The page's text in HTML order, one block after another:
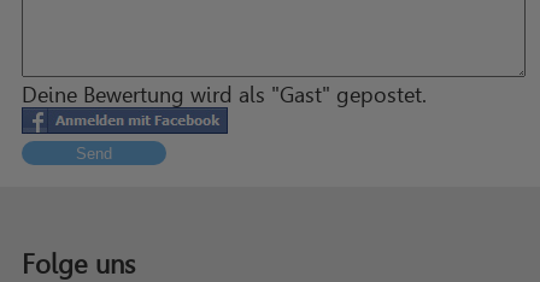
Deine Bewertung wird als "Gast" gepostet.
Send
Folge uns